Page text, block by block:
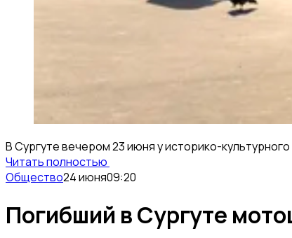
В Сургуте вечером 23 июня у историко-
Читать полностью
Общество24 июня09:20
Погибший в Сургуте